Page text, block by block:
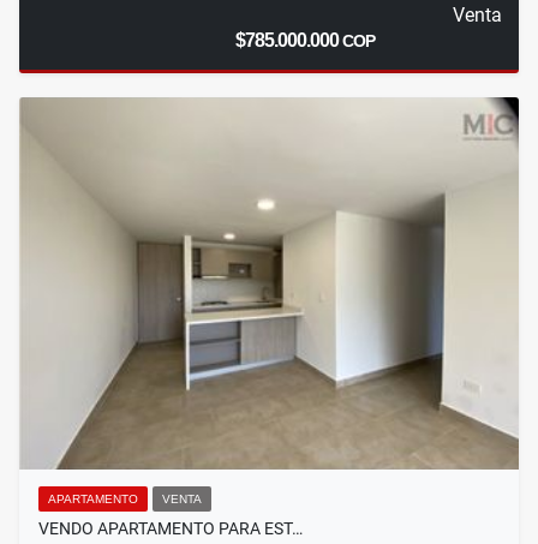
Venta
$785.000.000COP
APARTAMENTO VENTA
VENDO APARTAMENTO PARA EST…